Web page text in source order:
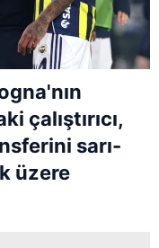
çalıştırıcı,
sarı-
üzere